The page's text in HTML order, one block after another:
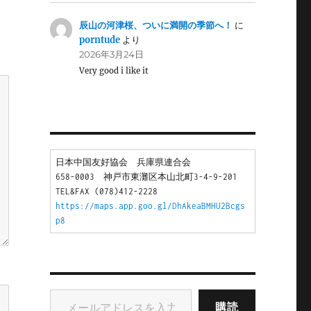
辰山の河津桜、ついに満開の季節へ！ に
porntude より
2026年3月24日
Very good i like it
日本中国友好協会　兵庫県連合会
658-0003　神戸市東灘区本山北町3-4-9-201
TEL&FAX (078)412-2228
https://maps.app.goo.gl/DhAkeaBMHU2Bcgs
p8
メールアドレスを入力...
購読